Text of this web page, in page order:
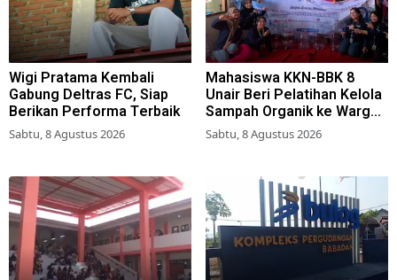
Wigi Pratama Kembali
Gabung Deltras FC, Siap
Berikan Performa Terbaik
Sabtu, 8 Agustus 2026
Mahasiswa KKN-BBK 8
Unair Beri Pelatihan Kelola
Sampah Organik ke Warga
Simokerto Surabaya
Sabtu, 8 Agustus 2026